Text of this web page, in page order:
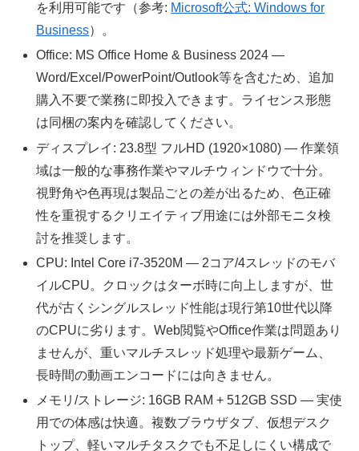
を利用可能です（参考: Microsoft公式: Windows for
Business）。
Office: MS Office Home & Business 2024 —
Word/Excel/PowerPoint/Outlook等を含むため、追加
購入不要で業務に即投入できます。ライセンス形態
は同梱の案内を確認してください。
ディスプレイ: 23.8型 フルHD (1920×1080) — 作業領
域は一般的な事務作業やマルチウィンドウで十分。
視野角や色再現は製品ごとの差が出るため、色正確
性を重視するクリエイティブ用途には外部モニタ検
討を推奨します。
CPU: Intel Core i7-3520M — 2コア/4スレッドのモバ
イルCPU。クロックはターボ時に向上しますが、世
代が古くシングルスレッド性能は現行第10世代以降
のCPUに劣ります。Web閲覧やOffice作業は問題あり
ませんが、重いマルチスレッド処理や最新ゲーム、
長時間の動画エンコードには向きません。
メモリ/ストレージ: 16GB RAM + 512GB SSD — 実使
用での体感は快適。複数ブラウザタブ、仮想デスク
トップ、軽いマルチタスクでも不足しにくい構成で